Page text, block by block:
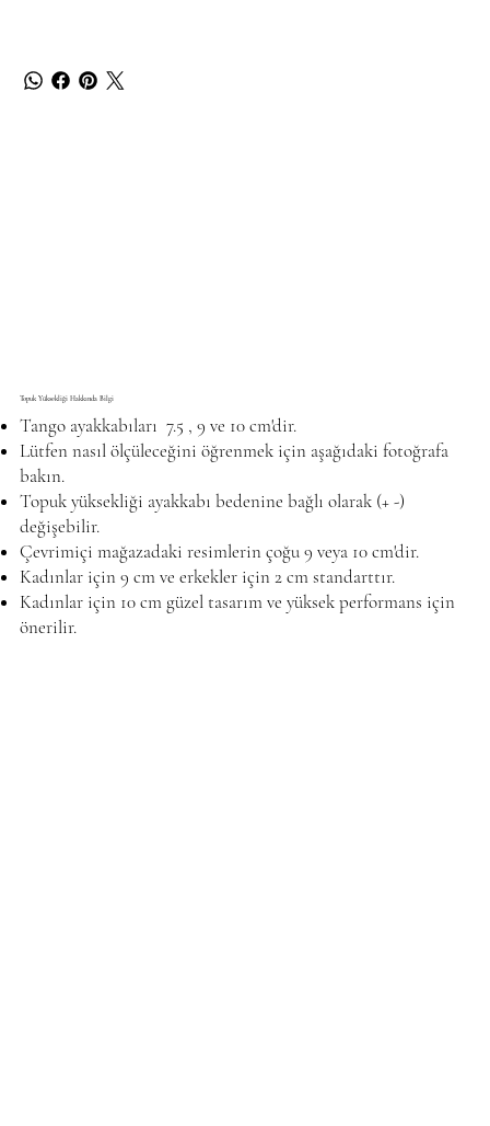
Topuk Yüksekliği Hakkında Bilgi
Tango ayakkabıları 7.5 , 9 ve 10 cm'dir.
Lütfen nasıl ölçüleceğini öğrenmek için aşağıdaki fotoğrafa
bakın.
Topuk yüksekliği ayakkabı bedenine bağlı olarak (+ -)
değişebilir.
Çevrimiçi mağazadaki resimlerin çoğu 9 veya 10 cm'dir.
Kadınlar için 9 cm ve erkekler için 2 cm standarttır.
Kadınlar için 10 cm güzel tasarım ve yüksek performans için
önerilir.